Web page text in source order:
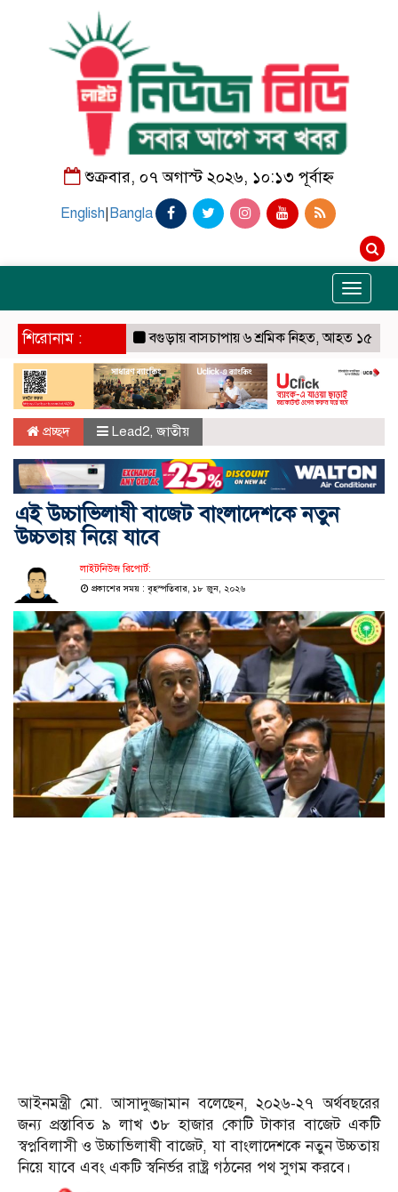
শুক্রবার, ০৭ অগাস্ট ২০২৬, ১০:১৩ পূর্বাহ্ন
English Bangla
Toggle
শিরোনাম : বগুড়ায় বাসচাপায় ৬ শ্রমিক নিহত, আহত ১৫ যমুনায়
প্রচ্ছদ Lead2,জাতীয়
এই উচ্চাভিলাষী বাজেট বাংলাদেশকে নতুন
উচ্চতায় নিয়ে যাবে
লাইটনিউজ রিপোর্ট:
প্রকাশের সময় : বৃহস্পতিবার, ১৮ জুন, ২০২৬
আইনমন্ত্রী মো. আসাদুজ্জামান বলেছেন, ২০২৬-২৭ অর্থবছরের
জন্য প্রস্তাবিত ৯ লাখ ৩৮ হাজার কোটি টাকার বাজেট একটি
স্বপ্নবিলাসী ও উচ্চাভিলাষী বাজেট, যা বাংলাদেশকে নতুন উচ্চতায়
নিয়ে যাবে এবং একটি স্বনির্ভর রাষ্ট্র গঠনের পথ সুগম করবে।